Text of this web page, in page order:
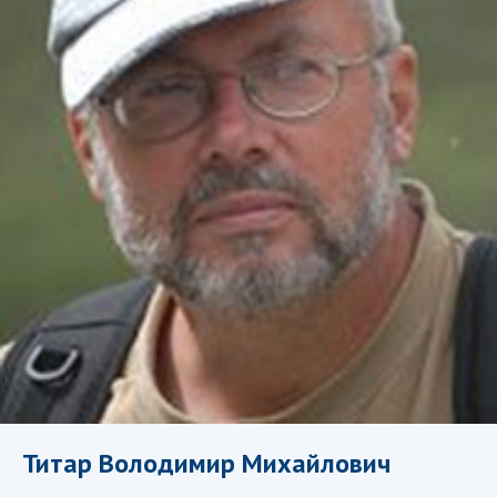
СТРУКТУРА
Президія НАН України
Апарат Президії
Секція фізико-технічних і математичних
Секція хімічних і біологічних наук
Секція суспільних і гуманітарних наук
Установи при Президії
Ради, комітети та комісії
Наукові центри МОН та НАН України
Громадські організації
Титар Володимир Михайлович